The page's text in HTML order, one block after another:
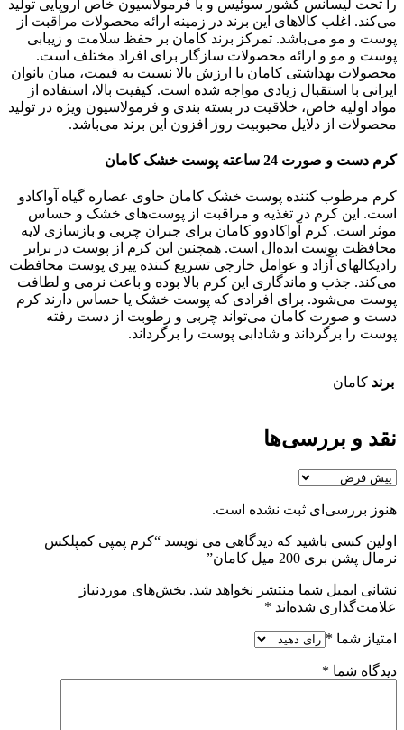
را تحت لیسانس کشور سوئیس و با فرمولاسیون خاص اروپایی تولید
می‏‌کند. اغلب کالاهای این برند در زمینه ارائه محصولات مراقبت از
پوست و مو می‏‌باشد. تمرکز برند کامان بر حفظ سلامت و زیبابی
پوست و مو و ارائه محصولات سازگار برای افراد مختلف است.
محصولات بهداشتی کامان با ارزش بالا نسبت به قیمت، میان بانوان
ایرانی با استقبال زیادی مواجه شده است. کیفیت بالا، استفاده از
مواد اولیه خاص، خلاقیت در بسته بندی و فرمولاسیون ویژه در تولید
محصولات از دلایل محبوبیت روز افزون این برند می‏‌باشد.
کرم دست و صورت 24 ساعته پوست خشک کامان
کرم مرطوب کننده پوست خشک کامان حاوی عصاره گیاه آواکادو
است. این کرم در تغذیه و مراقبت از پوست‌های‌ خشک و حساس
موثر است. کرم آواکادوو کامان برای جبران چربی و بازسازی لایه
محافظت پوست ایده‌ال است. همچنین این کرم از پوست در برابر
رادیکالهای آزاد و عوامل خارجی تسریع کننده پیری پوست محافظت
می‌کند. جذب و ماندگاری این کرم بالا بوده و باعث نرمی و لطافت
پوست می‌شود. برای افرادی که پوست خشک یا حساس دارند کرم
دست و صورت کامان می‌تواند چربی و رطوبت از دست رفته
پوست را برگرداند و شادابی پوست را برگرداند.
برند کامان
نقد و بررسی‌ها
هنوز بررسی‌ای ثبت نشده است.
اولین کسی باشید که دیدگاهی می نویسد “کرم پمپی کمپلکس
نرمال پشن بری 200 میل کامان”
نشانی ایمیل شما منتشر نخواهد شد. بخش‌های موردنیاز
علامت‌گذاری شده‌اند *
امتیاز شما *
دیدگاه شما *